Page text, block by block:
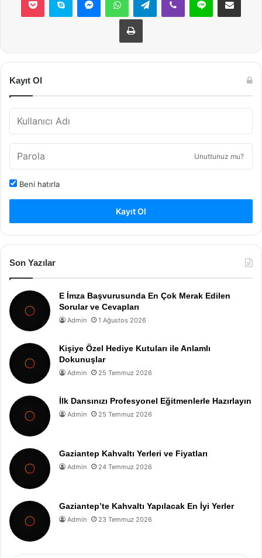
Yazdır
Kayıt Ol
Unuttunuz mu?
Beni hatırla
Kayıt Ol
Son Yazılar
E İmza Başvurusunda En Çok Merak Edilen
Sorular ve Cevapları
Admin 1 Ağustos 2026
Kişiye Özel Hediye Kutuları ile Anlamlı
Dokunuşlar
Admin 25 Temmuz 2026
İlk Dansınızı Profesyonel Eğitmenlerle Hazırlayın
Admin 25 Temmuz 2026
Gaziantep Kahvaltı Yerleri ve Fiyatları
Admin 24 Temmuz 2026
Gaziantep’te Kahvaltı Yapılacak En İyi Yerler
Admin 23 Temmuz 2026